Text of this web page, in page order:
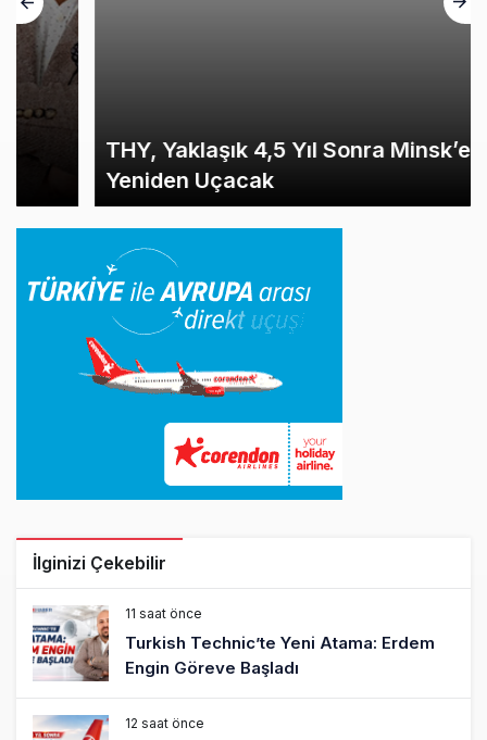
THY, Yaklaşık 4,5 Yıl Sonra Minsk’e
Yeniden Uçacak
İlginizi Çekebilir
11 saat önce
Turkish Technic’te Yeni Atama: Erdem
Engin Göreve Başladı
12 saat önce